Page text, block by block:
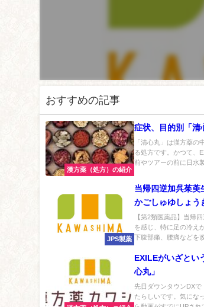
おすすめの記事
漢方薬（処方）の紹介
症状、目的別「清
「清心丸」は漢方薬の
る処方です。かつて、
前やツアーの前に日水
JPS製薬
当帰四逆加呉茱萸
かごしゅゆしょう
【第2類医薬品】当帰
を感じ、特に足の冷え
下腹部痛、腰痛などを
EXILEがいざとい
心丸」
先日ダウンタウンDX
たらしいです。気にな